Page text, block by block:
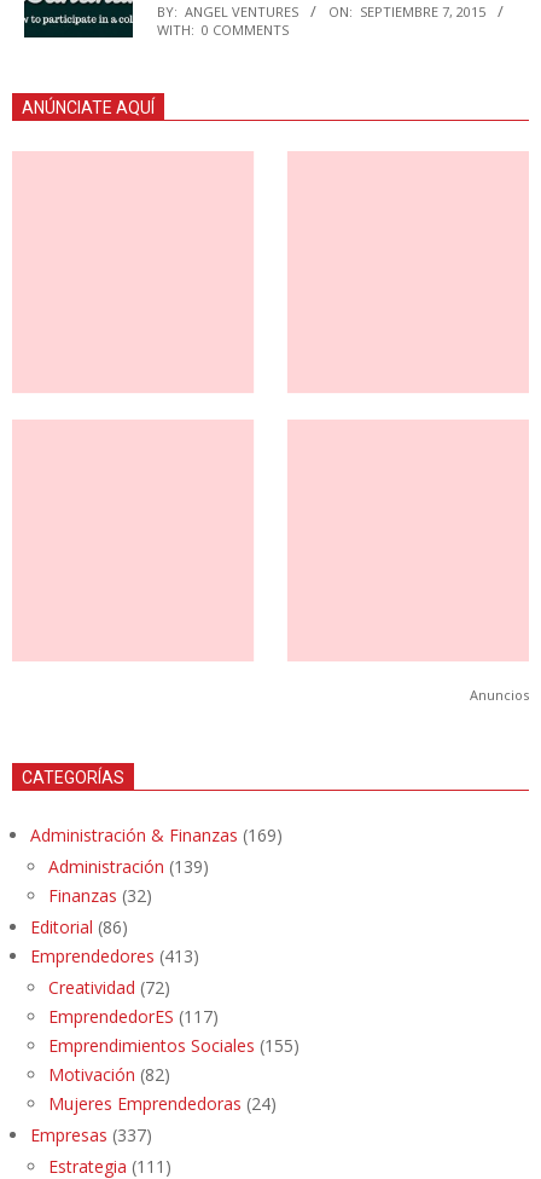
BY: ANGEL VENTURES ON: SEPTIEMBRE 7, 2015
WITH: 0 COMMENTS
ANÚNCIATE AQUÍ
Anuncios
CATEGORÍAS
Administración & Finanzas (169)
Administración (139)
Finanzas (32)
Editorial (86)
Emprendedores (413)
Creatividad (72)
EmprendedorES (117)
Emprendimientos Sociales (155)
Motivación (82)
Mujeres Emprendedoras (24)
Empresas (337)
Estrategia (111)